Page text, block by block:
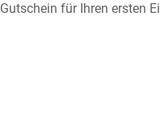
Gutschein für Ihren ersten